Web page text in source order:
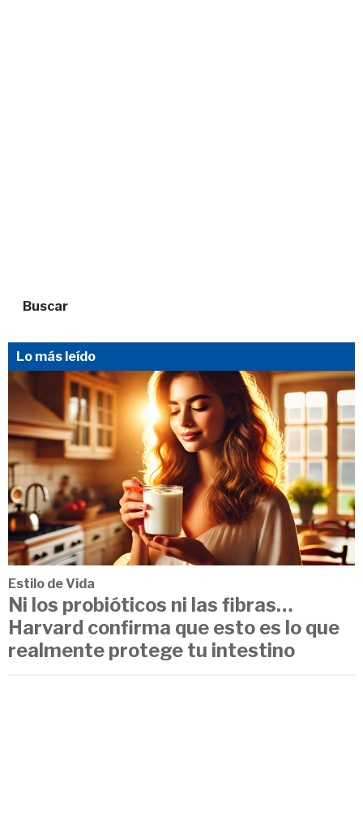
Buscar
Lo más leído
Estilo de Vida
Ni los probióticos ni las fibras…
Harvard confirma que esto es lo que
realmente protege tu intestino